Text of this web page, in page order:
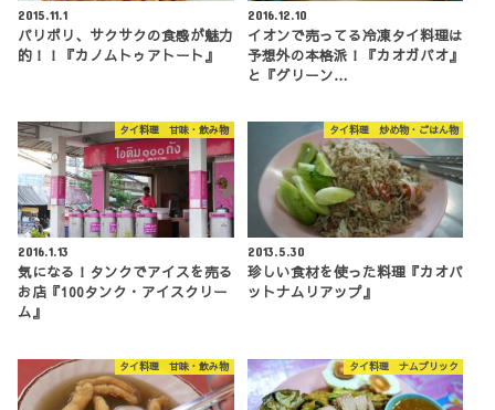
2015.11.1
パリポリ、サクサクの食感が魅力
的！！『カノムトゥアトート』
2016.12.10
イオンで売ってる冷凍タイ料理は
予想外の本格派！『カオガパオ』
と『グリーン…
タイ料理 甘味・飲み物
2016.1.13
気になる！タンクでアイスを売る
お店『100タンク・アイスクリー
ム』
タイ料理 炒め物・ごはん物
2013.5.30
珍しい食材を使った料理『カオパ
ットナムリアップ』
タイ料理 甘味・飲み物 タイ料理 ナムプリック